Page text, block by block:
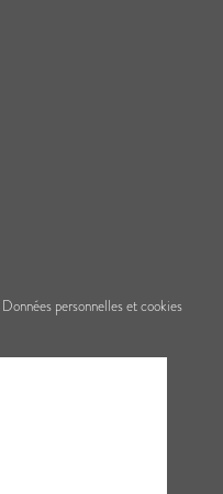
Données personnelles et cookies